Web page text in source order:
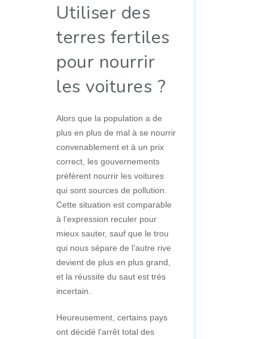
Utiliser des
terres fertiles
pour nourrir
les voitures ?
Alors que la population a de
plus en plus de mal à se nourrir
convenablement et à un prix
correct, les gouvernements
préfèrent nourrir les voitures
qui sont sources de pollution.
Cette situation est comparable
à l’expression reculer pour
mieux sauter, sauf que le trou
qui nous sépare de l’autre rive
devient de plus en plus grand,
et la réussite du saut est très
incertain.
Heureusement, certains pays
ont décidé l’arrêt total des